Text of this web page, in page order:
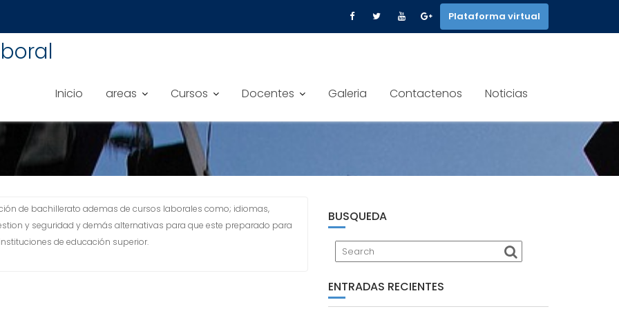
Plataforma virtual
Inicio areas Cursos Docentes Galeria Contactenos Noticias
de bachillerato ademas de cursos laborales como; idiomas,
y seguridad y demás alternativas para que este preparado para
de educación superior.
BUSQUEDA
ENTRADAS RECIENTES